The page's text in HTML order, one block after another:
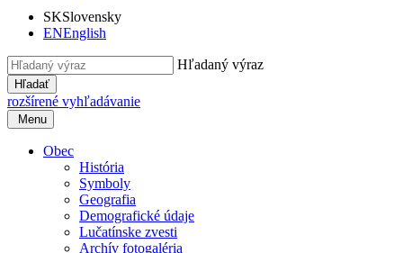
SKSlovensky
ENEnglish
Hľadaný výraz
Hľadať
rozšírené vyhľadávanie
Menu
Obec
História
Symboly
Geografia
Demografické údaje
Lučatínske zvesti
Archív fotogaléria